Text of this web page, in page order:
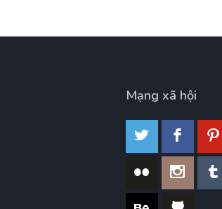
Mạng xã hội